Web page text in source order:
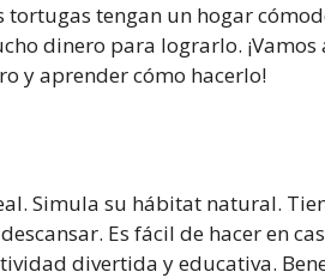
tengan un hogar
dinero para lograrlo. ¡Vamos
y aprender cómo hacerlo!
Simula su hábitat natural.
Es fácil de hacer en
divertida y educativa.